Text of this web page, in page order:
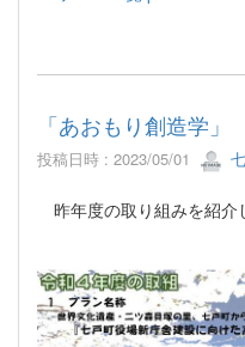
「あおもり創造学
投稿日時 : 2023/05/01
昨年度の取り組みを紹介